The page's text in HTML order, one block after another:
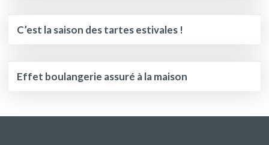
C’est la saison des tartes estivales !
Effet boulangerie assuré à la maison